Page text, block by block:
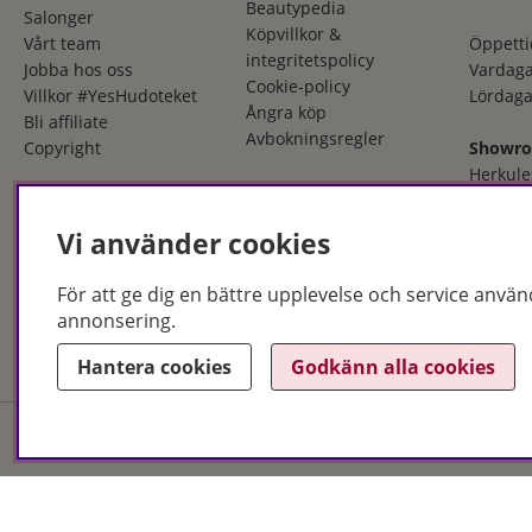
Salonger
Vårt team
Jobba hos oss
Villkor #YesHudoteket
Bli affiliate
Copyright
Beautypedia
Köpvillkor &
integritetspolicy
Cookie-policy
Ångra köp
Avbokningsregler
Vi använder cookies
För att ge dig en bättre upplevelse och service
annonsering.
Hantera cookies
Godkänn alla cookies